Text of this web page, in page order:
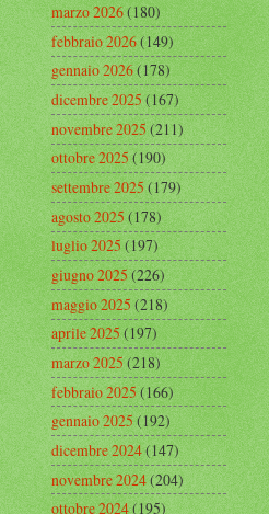
marzo 2026(180)
febbraio 2026(149)
gennaio 2026(178)
dicembre 2025(167)
novembre 2025(211)
ottobre 2025(190)
settembre 2025(179)
agosto 2025(178)
luglio 2025(197)
giugno 2025(226)
maggio 2025(218)
aprile 2025(197)
marzo 2025(218)
febbraio 2025(166)
gennaio 2025(192)
dicembre 2024(147)
novembre 2024(204)
ottobre 2024(195)